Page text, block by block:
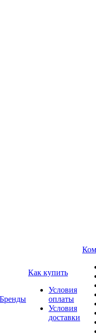
Бренды
Как купить
Условия
оплаты
Условия
доставки